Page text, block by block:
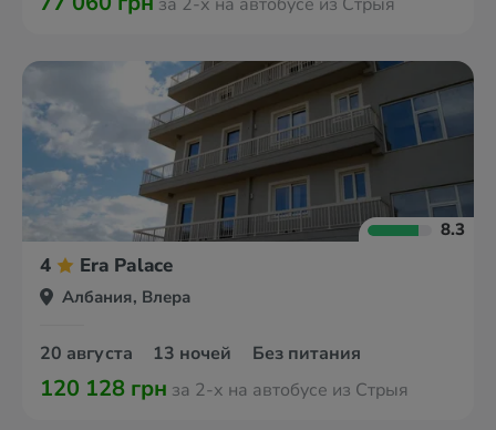
8.3
4 Era Palace
Албания, Влера
20 августа 13 ночей Без питания
120 128 грн за 2-х на автобусе из Стрыя